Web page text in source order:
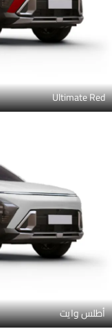
Ultimate Red
أطلس وايت